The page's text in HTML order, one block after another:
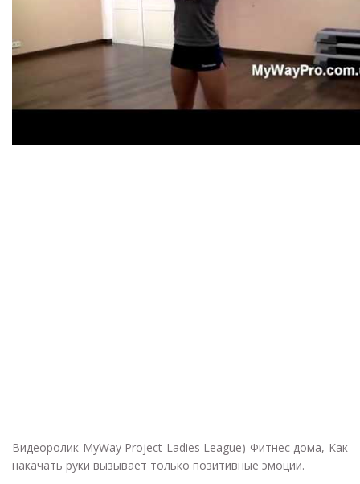
Видеоролик MyWay Project Ladies League) Фитнес дома, Как
накачать руки вызывает только позитивные эмоции.